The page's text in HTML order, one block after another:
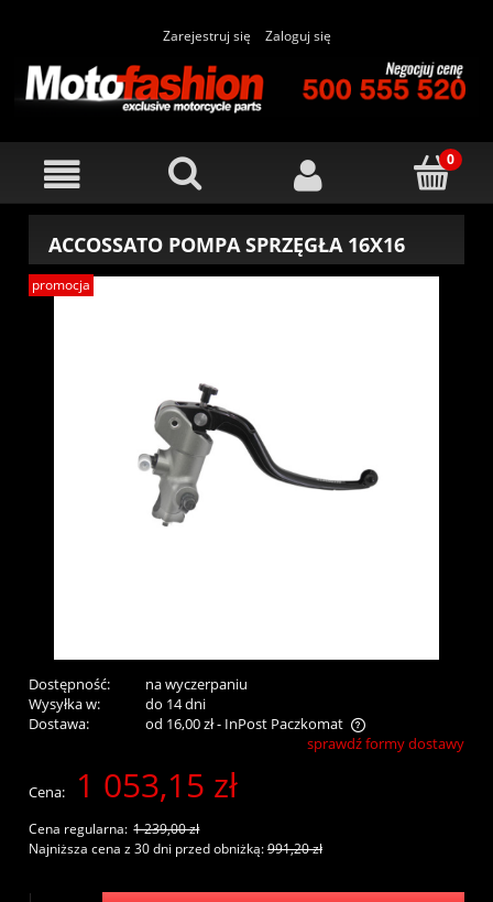
Zarejestruj się Zaloguj się
ACCOSSATO POMPA SPRZĘGŁA 16X16
promocja
Dostępność:
na wyczerpaniu
Wysyłka w:
do 14 dni
Dostawa:
od 16,00 zł- InPost Paczkomat
Cena nie zawiera ewentualnych kosztów płatnościsprawdź formy dostawy
Cena: 1 053,15 zł
Cena regularna: 1 239,00 zł
Najniższa cena z 30 dni przed obniżką:991,20 zł